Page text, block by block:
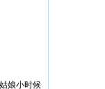
娘小时候